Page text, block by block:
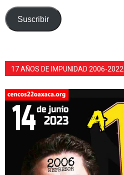
correo
electrónico
Suscribir
17 AÑOS DE IMPUNIDAD 2006-2022